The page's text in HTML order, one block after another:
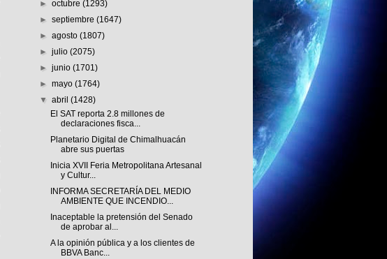
►octubre(1293)
►septiembre(1647)
►agosto(1807)
►julio(2075)
►junio(1701)
►mayo(1764)
▼abril(1428)
El SAT reporta 2.8 millones de
declaraciones fisca...
Planetario Digital de Chimalhuacán
abre sus puertas
Inicia XVII Feria Metropolitana Artesanal
y Cultur...
INFORMA SECRETARÍA DEL MEDIO
AMBIENTE QUE INCENDIO...
Inaceptable la pretensión del Senado
de aprobar al...
A la opinión pública y a los clientes de
BBVA Banc...